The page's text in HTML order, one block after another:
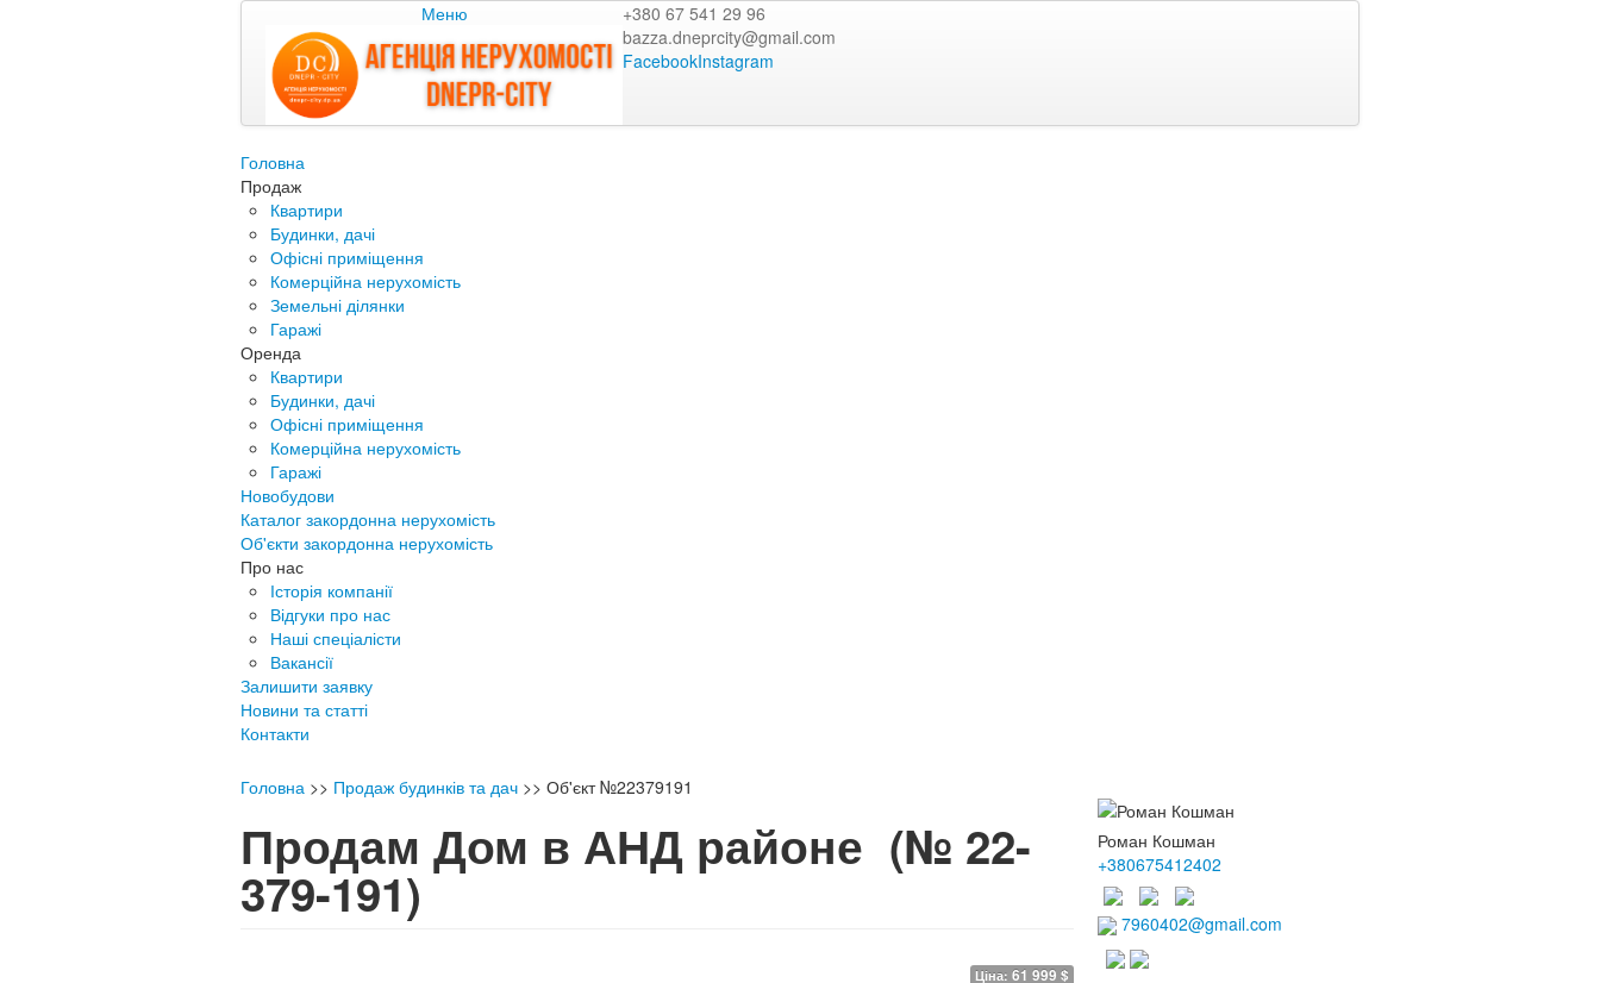
Меню
+380 67 541 29 96
bazza.dneprcity@gmail.com
FacebookInstagram
Головна
Продаж
Квартири
Будинки, дачі
Офісні приміщення
Комерційна нерухомість
Земельні ділянки
Гаражі
Оренда
Квартири
Будинки, дачі
Офісні приміщення
Комерційна нерухомість
Гаражі
Новобудови
Каталог закордонна нерухомість
Об'єкти закордонна нерухомість
Про нас
Історія компанії
Відгуки про нас
Наші спеціалісти
Вакансії
Залишити заявку
Новини та статті
Контакти
Головна >> Продаж будинків та дач >> Об'єкт №22379191
Продам Дом в АНД районе (№ 22-
379-191)
Ціна: 61 999 $
Роман Кошман
+380675412402
7960402@gmail.com